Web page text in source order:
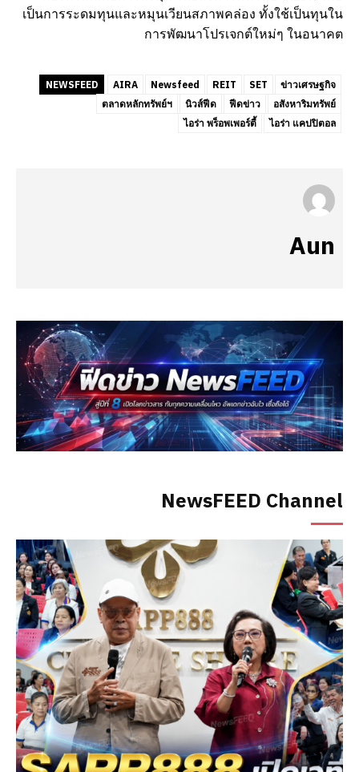
NewsFEED Channel
เป็นการระดมทุนและหมุนเวียนสภาพคล่อง ทั้งใช้เป็นทุนใน
การพัฒนาโปรเจกต์ใหม่ๆ ในอนาคต
NEWSFEED AIRA Newsfeed REIT SET
ข่าวเศรษฐกิจ
ตลาดหลักทรัพย์ฯ
นิวส์ฟีด ฟีดข่าว
อสังหาริมทรัพย์
ไอร่า พร็อพเพอร์ตี้
ไอร่า แคปปิตอล
Aun